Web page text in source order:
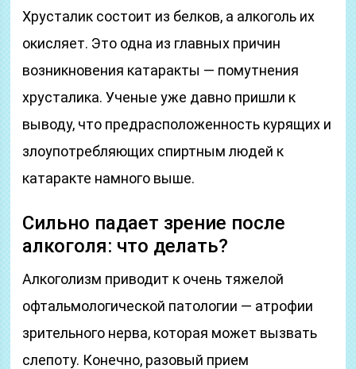
Хрусталик состоит из белков, а алкоголь их
окисляет. Это одна из главных причин
возникновения катаракты — помутнения
хрусталика. Ученые уже давно пришли к
выводу, что предрасположенность курящих и
злоупотребляющих спиртным людей к
катаракте намного выше.
Сильно падает зрение после
алкоголя: что делать?
Алкоголизм приводит к очень тяжелой
офтальмологической патологии — атрофии
зрительного нерва, которая может вызвать
слепоту. Конечно, разовый прием